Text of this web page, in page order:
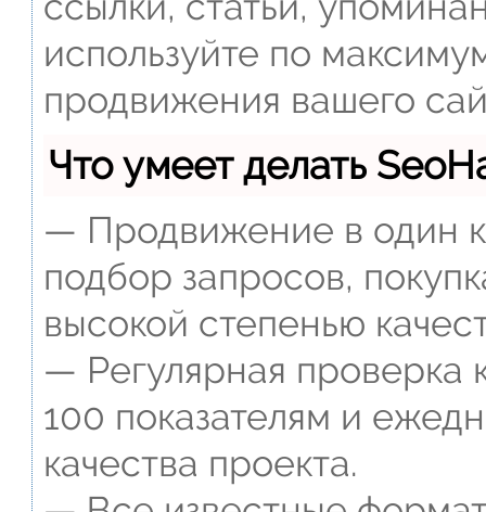
используйте по
продвижения вашего
Что умеет делать
— Продвижение в один
подбор запросов,
высокой степенью
— Регулярная проверка
100 показателям и
качества проекта.